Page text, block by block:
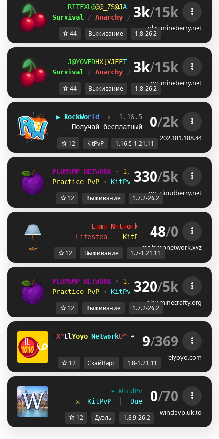
QP]PYBIGBCPNA@J ＭＩＮＥＢＥＲＲＹ
Survival
/ Anarchy / BedWars / SkyWars
3k/15k
play.mineberry.net
44 Выживание 1.8-26.2
DBKG][\BLOP\_PU ＭＩＮＥＢＥＲＲＹ
Survival
/ Anarchy / BedWars / SkyWars
3k/15k
mc.mineberry.net
44 Выживание 1.8-26.2
▶ RockWorld ▪ 1.16.5 - 1 .21 .
▪
. Получай бесплатный пвп-кит: i
0/2k
202.181.188.44
12 KitPvP 1.16.5-1.21.11
PLUMSMP NETWORK • 1.7.2 ➜ 26.2
Practice PvP
• KitPvP • Lifesteal
330/5k
mc-cloudberry.net
12 Выживание 1.7.2-26.2
L amp Network
[1.7-1.21.11]
Lifesteal
· KitPvP · Duels
48/0
mc.lampnetwork.xyz
12 Выживание 1.7-1.21.11
PLUMSMP NETWORK • 1.7.2 ➜ 26.2
Practice PvP
• KitPvP • Lifesteal
320/5k
play.minecrafty.org
12 Выживание 1.7.2-26.2
!IZElYoyo NetworkLT ➜ discord.gg/
9/369
elyoyo.com
12 СкайВарс 1.8-1.21.11
✦ WindPvP [1.8.9-26.2
⚔ KitPvP Duels │ Capture
0/70
windpvp.uk.to
12 Дуэль 1.8.9-26.2